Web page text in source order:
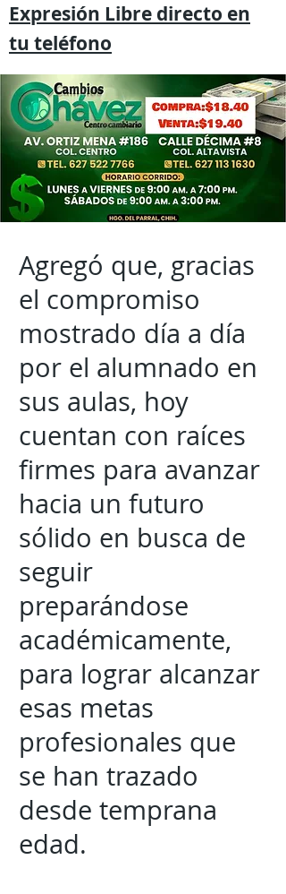
Expresión Libre directo en
tu teléfono
Agregó que, gracias
el compromiso
mostrado día a día
por el alumnado en
sus aulas, hoy
cuentan con raíces
firmes para avanzar
hacia un futuro
sólido en busca de
seguir
preparándose
académicamente,
para lograr alcanzar
esas metas
profesionales que
se han trazado
desde temprana
edad.